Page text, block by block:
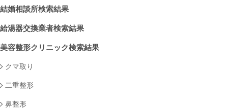
結婚相談所検索結果
給湯器交換業者検索結果
美容整形クリニック検索結果
クマ取り
二重整形
鼻整形